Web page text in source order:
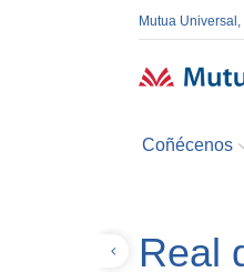
Mutua
Coñécenos
Real